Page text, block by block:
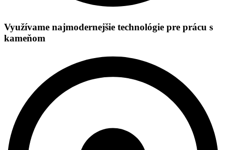
Využívame najmodernejšie technológie pre prácu s
kameňom